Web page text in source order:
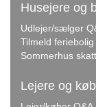
Husejere og
Udlejer/sælger
Tilmeld feriebolig
Sommerhus
Lejere og